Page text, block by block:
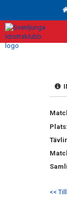
Plats:
<<